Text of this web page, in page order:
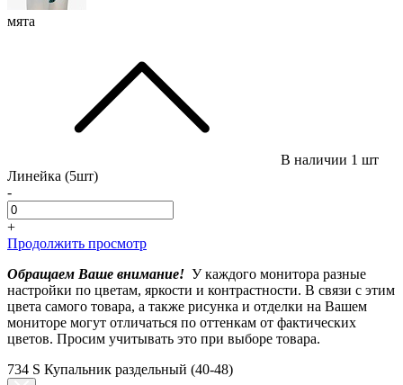
мята
В наличии 1 шт
Линейка (5шт)
-
+
Продолжить просмотр
Обращаем Ваше внимание! У каждого монитора разные
настройки по цветам, яркости и контрастности. В связи с этим
цвета самого товара, а также рисунка и отделки на Вашем
мониторе могут отличаться по оттенкам от фактических
цветов. Просим учитывать это при выборе товара.
734 S Купальник раздельный (40-48)